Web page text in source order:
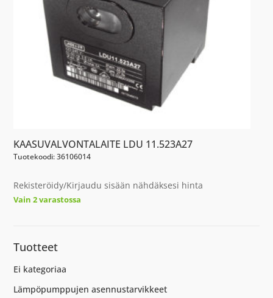
KAASUVALVONTALAITE LDU 11.523A27
Tuotekoodi: 36106014
Rekisteröidy/Kirjaudu sisään nähdäksesi hinta
Vain 2 varastossa
Tuotteet
Ei kategoriaa
Lämpöpumppujen asennustarvikkeet